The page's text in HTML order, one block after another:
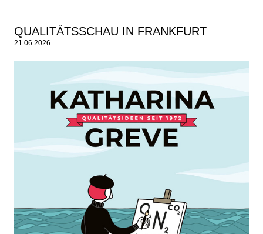
QUALITÄTSSCHAU IN FRANKFURT
21.06.2026